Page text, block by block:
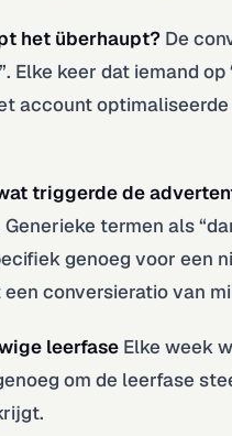
het überhaupt? De
Elke keer dat iemand
account
triggerde de
termen als
genoeg voor een
conversieratio van
leerfase Elke week
om de leerfase